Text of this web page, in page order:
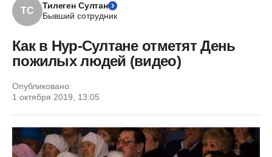
ТС
Тилеген Султан
Бывший сотрудник
Как в Нур-Султане отметят День
пожилых людей (видео)
Опубликовано:
1 октября 2019, 13:05